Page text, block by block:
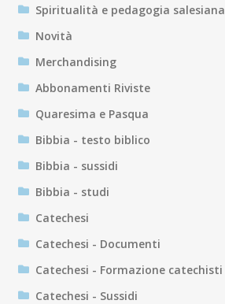
Spiritualità e pedagogia salesiana
Novità
Merchandising
Abbonamenti Riviste
Quaresima e Pasqua
Bibbia - testo biblico
Bibbia - sussidi
Bibbia - studi
Catechesi
Catechesi - Documenti
Catechesi - Formazione catechisti
Catechesi - Sussidi